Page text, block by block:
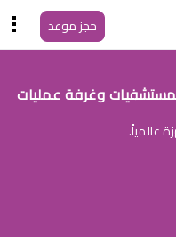
حجز موعد
وغرفة عمليات
عالمياً.